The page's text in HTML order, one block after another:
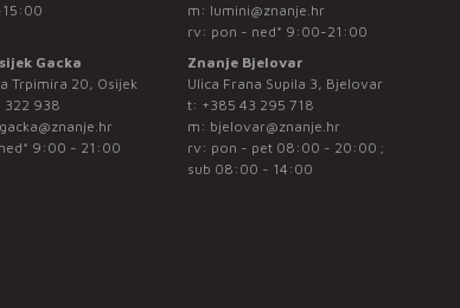
m: lumini@znanje.hr
rv: pon - ned* 9:00-21:00
Gacka
Trpimira 20, Osijek
322 938
9:00 - 21:00
Znanje Bjelovar
Ulica Frana Supila 3, Bjelovar
t: +385 43 295 718
m: bjelovar@znanje.hr
rv: pon - pet 08:00 - 20:00 ;
sub 08:00 - 14:00